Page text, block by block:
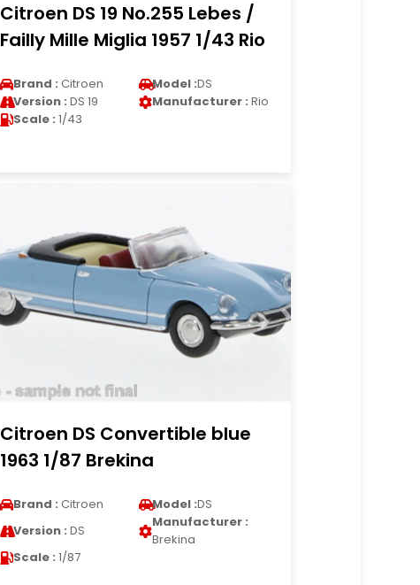
Citroen DS 19 No.255 Lebes /
Failly Mille Miglia 1957 1/43 Rio
Brand : Citroen Model :DS
Version : DS 19 Manufacturer : Rio
Scale : 1/43
Citroen DS Convertible blue
1963 1/87 Brekina
Brand : Citroen Model :DS
Version : DS
Manufacturer :
Brekina
Scale : 1/87